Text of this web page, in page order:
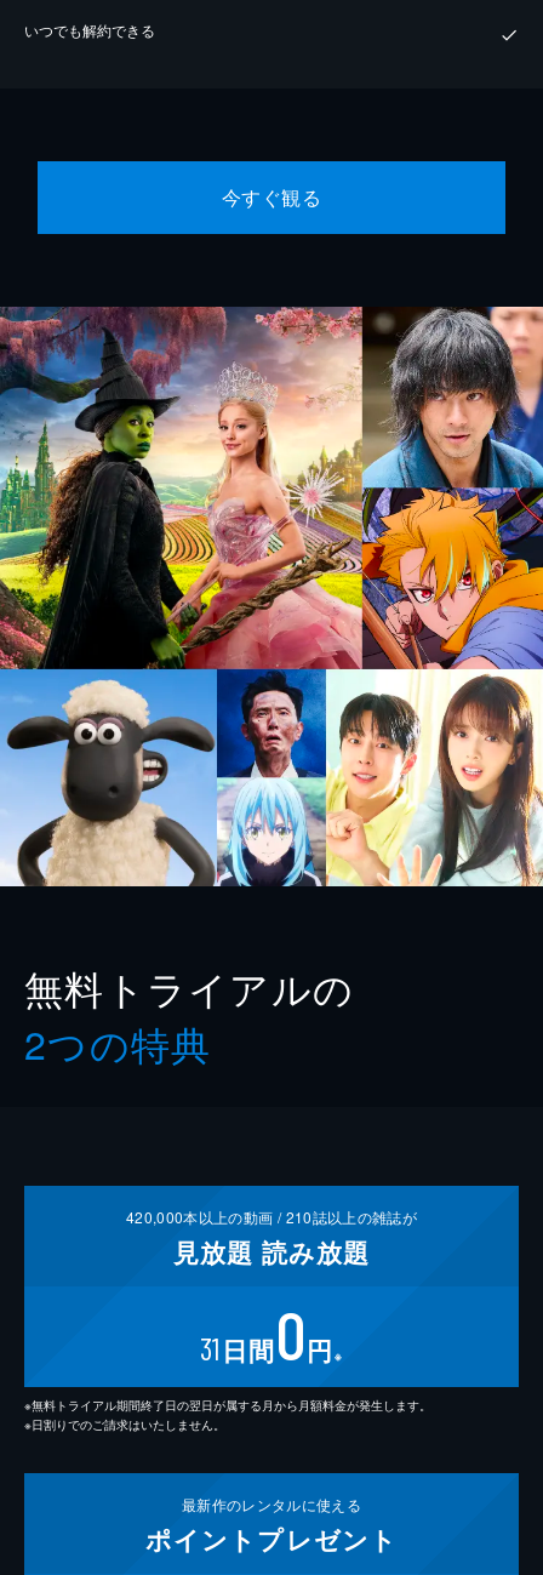
いつでも解約できる
今すぐ観る
無料トライアルの
2つの特典
420,000本以上の動画 /210誌以上の雑誌が
見放題 読み放題
31 日間0円 ※
※無料トライアル期間終了日の翌日が属する月から月額料金が発生します。
※日割りでのご請求はいたしません。
最新作のレンタルに使える
ポイント プレゼント